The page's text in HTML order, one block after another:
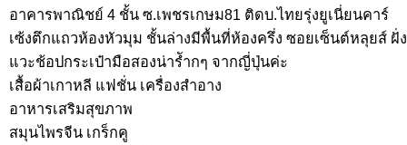
อาคารพาณิชย์ 4 ชั้น ซ.เพชรเกษม81 ติดบ.ไทยรุ่งยูเนี่ยนคาร์
เซ้งตึกแถวห้องหัวมุม ชั้นล่างมีพื้นที่ห้องครึ่ง ซอยเซ็นต์หลุยส์
แวะช้อปกระเป๋ามือสองน่ารัำกๆ จากญี่ปุ่นค่ะ
เสื้อผ้าเกาหลี แฟชั่น เครื่องสำอาง
อาหารเสริมสุขภาพ
สมุนไพรจีน เกร็กคู